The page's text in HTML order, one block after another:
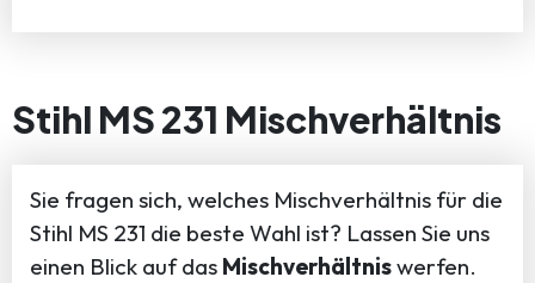
Stihl MS 231 Mischverhältnis
Sie fragen sich, welches Mischverhältnis für die
Stihl MS 231 die beste Wahl ist? Lassen Sie uns
einen Blick auf das Mischverhältniswerfen.